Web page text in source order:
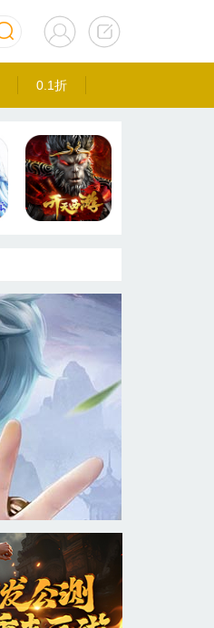
0.1折